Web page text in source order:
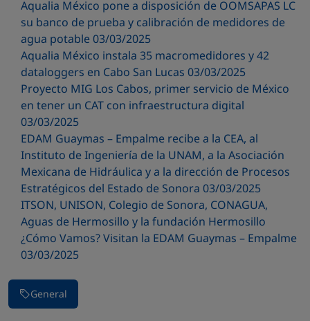
Aqualia México pone a disposición de OOMSAPAS LC
su banco de prueba y calibración de medidores de
agua potable 03/03/2025
Aqualia México instala 35 macromedidores y 42
dataloggers en Cabo San Lucas 03/03/2025
Proyecto MIG Los Cabos, primer servicio de México
en tener un CAT con infraestructura digital
03/03/2025
EDAM Guaymas – Empalme recibe a la CEA, al
Instituto de Ingeniería de la UNAM, a la Asociación
Mexicana de Hidráulica y a la dirección de Procesos
Estratégicos del Estado de Sonora 03/03/2025
ITSON, UNISON, Colegio de Sonora, CONAGUA,
Aguas de Hermosillo y la fundación Hermosillo
¿Cómo Vamos? Visitan la EDAM Guaymas – Empalme
03/03/2025
General